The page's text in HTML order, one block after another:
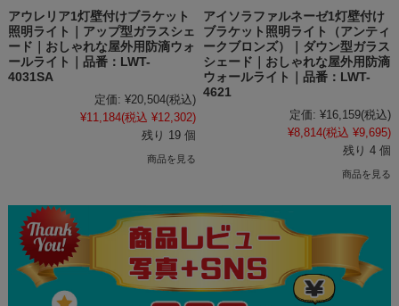
アウレリア1灯壁付けブラケット
照明ライト｜アップ型ガラスシェ
ード｜おしゃれな屋外用防滴ウォ
ールライト｜品番：LWT-
4031SA
定価: ¥20,504(税込)
¥11,184(税込 ¥12,302)
残り 19 個
商品を見る
アイソラファルネーゼ1灯壁付け
ブラケット照明ライト（アンティ
ークブロンズ）｜ダウン型ガラス
シェード｜おしゃれな屋外用防滴
ウォールライト｜品番：LWT-
4621
定価: ¥16,159(税込)
¥8,814(税込 ¥9,695)
残り 4 個
商品を見る